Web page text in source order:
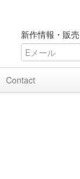
新作情報・販
Contact